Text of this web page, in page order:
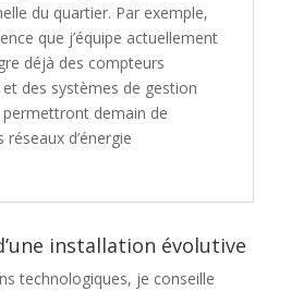
du quartier. Par exemple,
que j’équipe actuellement
déjà des compteurs
des systèmes de gestion
demain de
d’énergie
installation évolutive
technologiques, je conseille